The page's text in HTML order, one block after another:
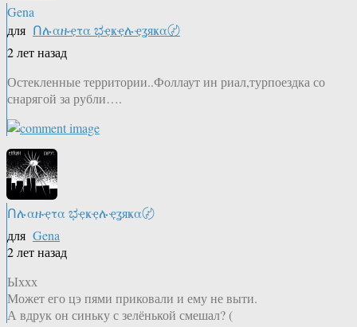
Gena
для Ոሉαዙҿτα ಭҿҝҿሉҿʓяҝα〄
2 лет назад
Остекленные территории..Фоллаут ин риал,турпоездка со
снарягой за рубли….
Ոሉαዙҿτα ಭҿҝҿሉҿʓяҝα〄
для Gena
2 лет назад
Ыххх
Может его цэ пями приковали и ему не выти.
А вдрук он синьку с зелёнькой смешал? (